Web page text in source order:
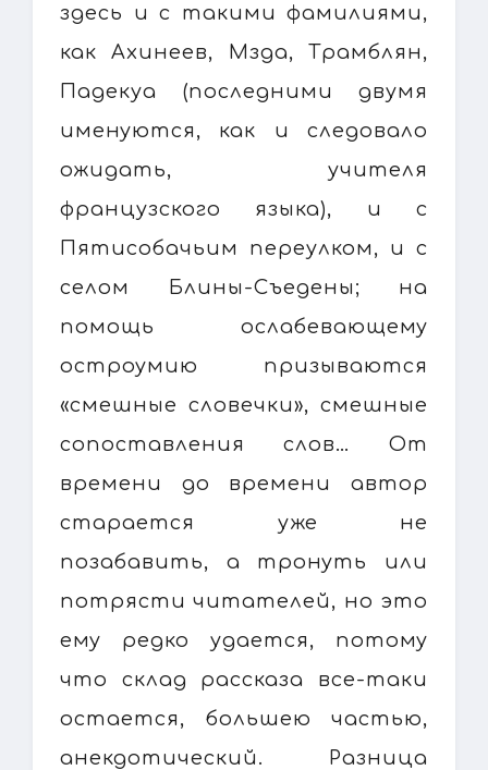
здесь и с такими фамилиями,
как Ахинеев, Мзда, Трамблян,
Падекуа (последними двумя
именуются, как и следовало
ожидать, учителя
французского языка), и с
Пятисобачьим переулком, и с
селом Блины-Съедены; на
помощь ослабевающему
остроумию призываются
«смешные словечки», смешные
сопоставления слов… От
времени до времени автор
старается уже не
позабавить, а тронуть или
потрясти читателей, но это
ему редко удается, потому
что склад рассказа все-таки
остается, большею частью,
анекдотический. Разница